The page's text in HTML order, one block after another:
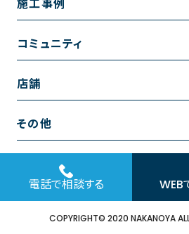
キッチンのリフォーム
リノベーション
内装のリフォーム
水回りのリフォーム
外壁のリフォーム
窓のリフォーム
施工事例
施工事例一覧
お風呂の施工事例
洗面の施工事例
コミュニティ
コミュニティ
お知らせ
店舗
越谷店
浦和店
日本橋店
その他
お問い合わせ
サイトポリシー
協力会社様専用お問い合わせフォーム
電話で相談する WEB
COPYRIGHT© 2020 NAKANOYA ALL